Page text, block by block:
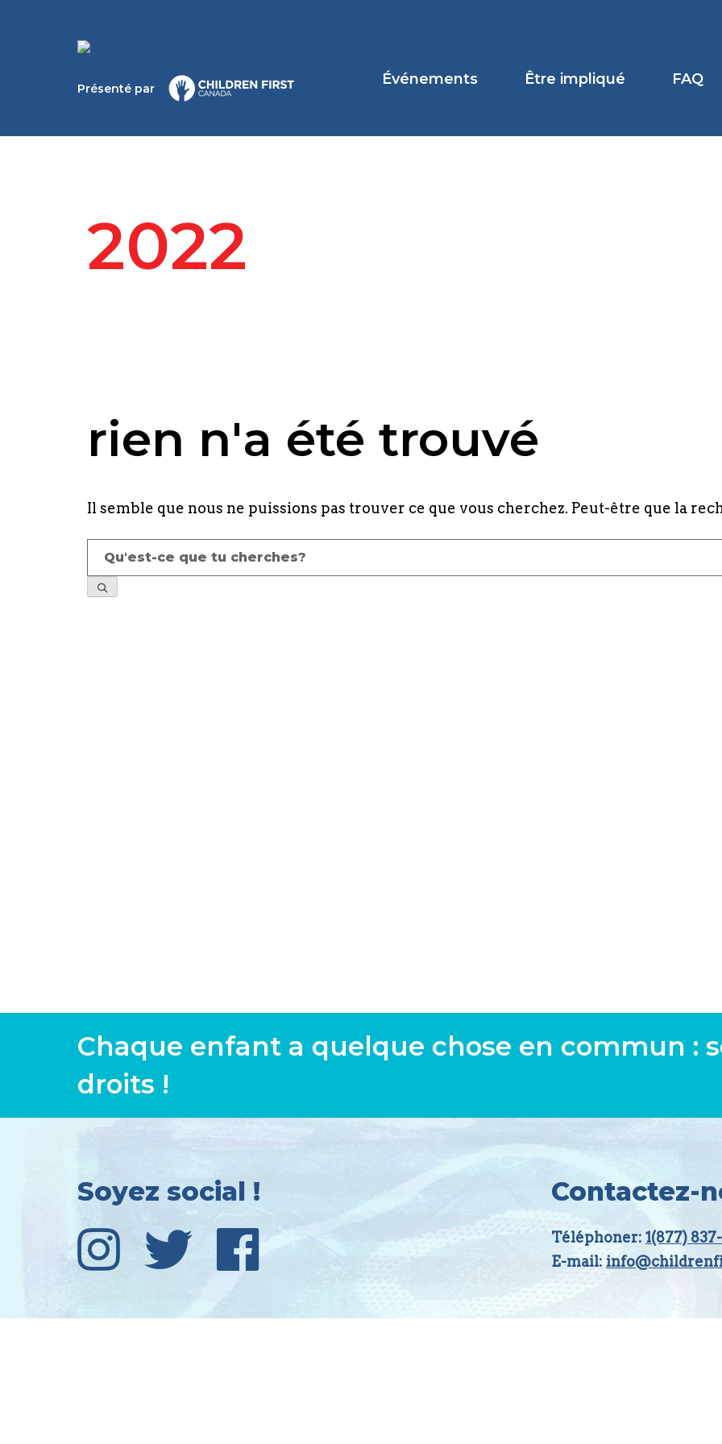
Présenté par
Événements Être impliqué FAQ
2022
rien n'a été trouvé
Il semble que nous ne puissions pas trouver ce que vous cherchez. Peut-être que la
Chaque enfant a quelque chose en commun :
droits !
Soyez social ! Contactez-
Téléphoner: 1(877)
E-mail: